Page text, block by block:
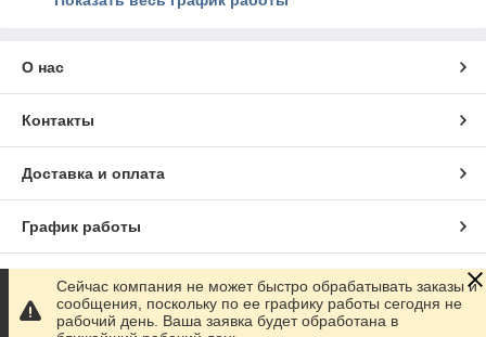
О нас
Контакты
Доставка и оплата
График работы
Полная версия сайта
Сайт создан на маркетплейсе Satu.kz
Сейчас компания не может быстро обрабатывать заказы и
сообщения, поскольку по ее графику работы сегодня не
рабочий день. Ваша заявка будет обработана в